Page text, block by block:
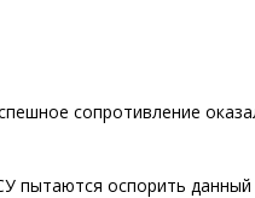
сопротивление
пытаются оспорить